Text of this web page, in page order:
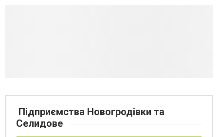
Підприємства Новогродівки та
Селидове